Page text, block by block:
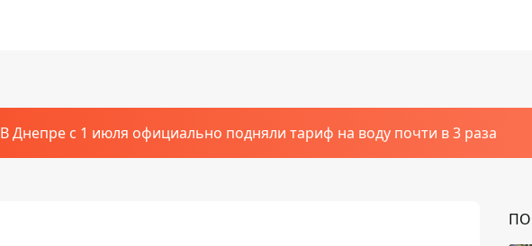
В Днепре с 1 июля официально подняли тариф на воду почти в 3 раза